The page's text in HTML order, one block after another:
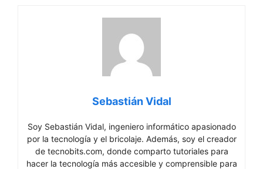
Sebastián Vidal
Soy Sebastián Vidal, ingeniero informático apasionado
por la tecnología y el bricolaje. Además, soy el creador
de tecnobits.com, donde comparto tutoriales para
hacer la tecnología más accesible y comprensible para